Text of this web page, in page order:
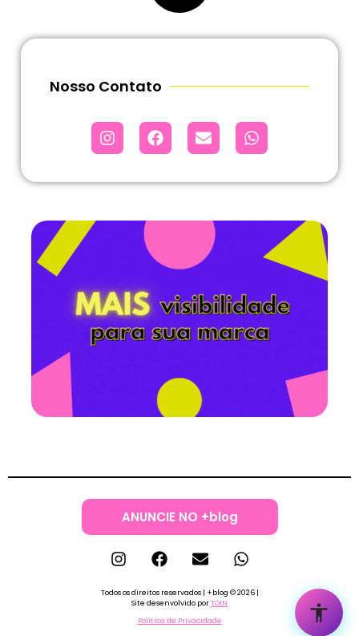
Nosso Contato
Todos os direitos reservados | +blog © 2026 |
Site desenvolvido porTOIN
Política de Privacidade
ANUNCIE NO +blog